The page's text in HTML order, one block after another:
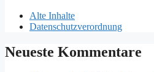
Alte Inhalte
Datenschutzverordnung
Neueste Kommentare